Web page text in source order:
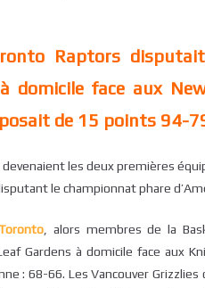
Raptors
domicile face aux
de 15 points 94-
les deux premières
le championnat phare
, alors membres de la
Gardens à domicile face aux
: 68-66. Les Vancouver